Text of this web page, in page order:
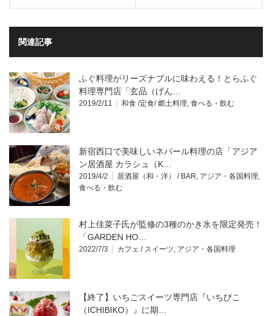
関連記事
ふぐ料理がリーズナブルに味わえる！とらふぐ
料理専門店「玄品（げん…
2019/2/11 和食 /定食/ 郷土料理, 食べる・飲む
新宿西口で美味しいネパール料理の店「アジア
ン居酒屋 カラシュ（K…
2019/4/2 居酒屋（和・洋） / BAR, アジア・各国料理,
食べる・飲む
村上佳菜子氏が監修の3種のかき氷を限定発売！
「GARDEN HO…
2022/7/3 カフェ / スイーツ, アジア・各国料理
【終了】いちごスイーツ専門店『いちびこ
（ICHIBIKO）』に期…